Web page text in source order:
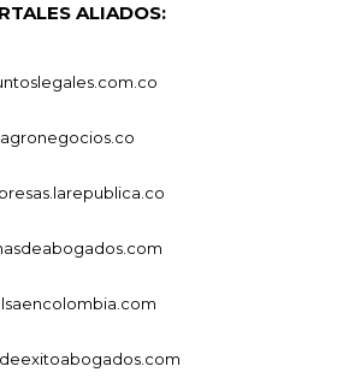
ALIADOS:
agronegocios.co